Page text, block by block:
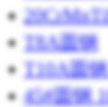
T8A圆钢
T10A圆
45#圆钢